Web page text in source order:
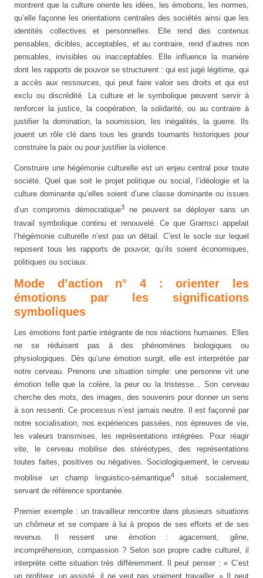
montrent que la culture oriente les idées, les émotions, les normes,
qu’elle façonne les orientations centrales des sociétés ainsi que les
identités collectives et personnelles. Elle rend des contenus
pensables, dicibles, acceptables, et au contraire, rend d’autres non
pensables, invisibles ou inacceptables. Elle influence la manière
dont les rapports de pouvoir se structurent : qui est jugé légitime, qui
a accès aux ressources, qui peut faire valoir ses droits et qui est
exclu ou discrédité. La culture et le symbolique peuvent servir à
renforcer la justice, la coopération, la solidarité, ou au contraire à
justifier la domination, la soumission, les inégalités, la guerre. Ils
jouent un rôle clé dans tous les grands tournants historiques pour
construire la paix ou pour justifier la violence.
Construire une hégémonie culturelle est un enjeu central pour toute
société. Quel que soit le projet politique ou social, l’idéologie et la
culture dominante qu’elles soient d’une classe dominante ou issues
d’un compromis démocratique3ne peuvent se déployer sans un
travail symbolique continu et renouvelé. Ce que Gramsci appelait
l’hégémonie culturelle n’est pas un détail. C’est le socle sur lequel
reposent tous les rapports de pouvoir, qu’ils soient économiques,
politiques ou sociaux.
Mode d’action n° 4 : orienter les
émotions par les significations
symboliques
Les émotions font partie intégrante de nos réactions humaines. Elles
ne se réduisent pas à des phénomènes biologiques ou
physiologiques. Dès qu’une émotion surgit, elle est interprétée par
notre cerveau. Prenons une situation simple: une personne vit une
émotion telle que la colère, la peur ou la tristesse... Son cerveau
cherche des mots, des images, des souvenirs pour donner un sens
à son ressenti. Ce processus n’est jamais neutre. Il est façonné par
notre socialisation, nos expériences passées, nos épreuves de vie,
les valeurs transmises, les représentations intégrées. Pour réagir
vite, le cerveau mobilise des stéréotypes, des représentations
toutes faites, positives ou négatives. Sociologiquement, le cerveau
mobilise un champ linguistico-sémantique4
situé socialement,
servant de référence spontanée.
Premier exemple : un travailleur rencontre dans plusieurs situations
un chômeur et se compare à lui à propos de ses efforts et de ses
revenus. Il ressent une émotion : agacement, gêne,
incompréhension, compassion ? Selon son propre cadre culturel, il
interprète cette situation très différemment. Il peut penser : « C’est
un profiteur, un assisté, il ne veut pas vraiment travailler. » Il peut